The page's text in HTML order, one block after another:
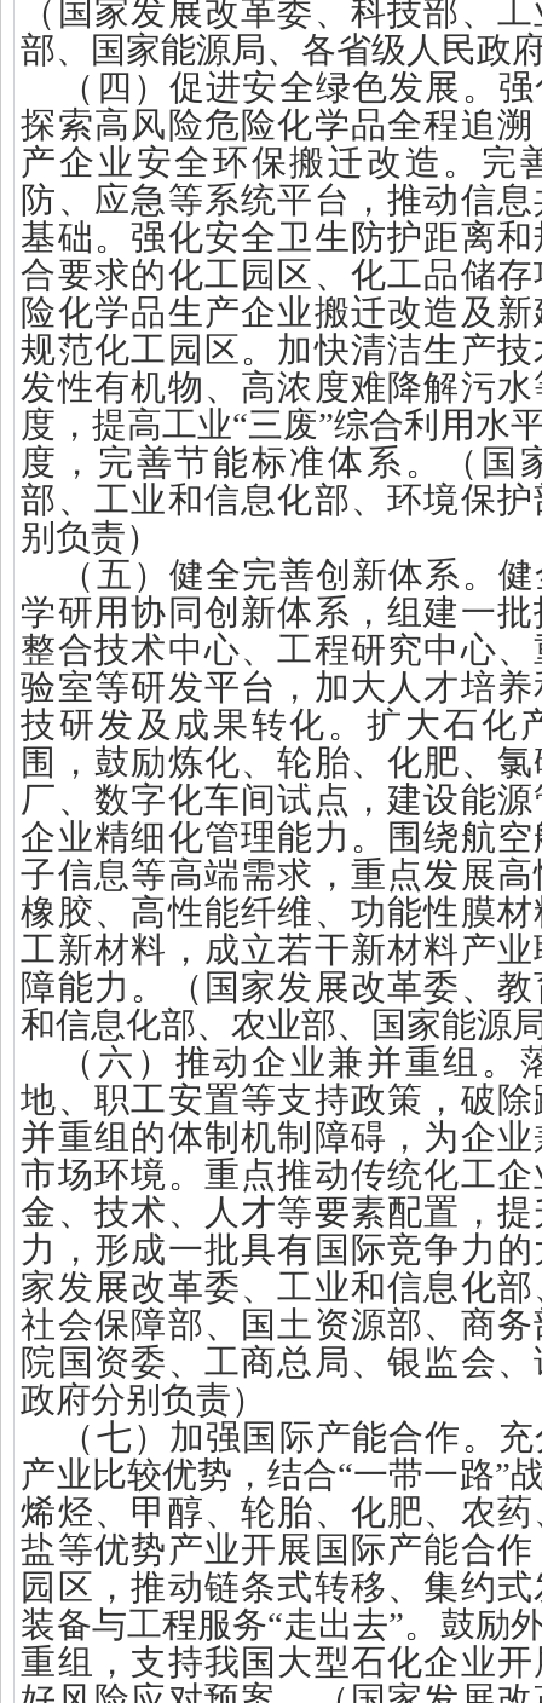
（国家发展改革委、科技部、
部、国家能源局、各省级人民政
（四）促进安全绿色发展。
探索高风险危险化学品全程追
产企业安全环保搬迁改造。完
防、应急等系统平台，推动信
基础。强化安全卫生防护距离
合要求的化工园区、化工品储
险化学品生产企业搬迁改造及
规范化工园区。加快清洁生产
发性有机物、高浓度难降解污
度，提高工业“三废”综合利用水
度，完善节能标准体系。（国
部、工业和信息化部、环境保
别负责）
（五）健全完善创新体系。
学研用协同创新体系，组建一
整合技术中心、工程研究中心
验室等研发平台，加大人才培
技研发及成果转化。扩大石化
围，鼓励炼化、轮胎、化肥、
厂、数字化车间试点，建设能
企业精细化管理能力。围绕航
子信息等高端需求，重点发展
橡胶、高性能纤维、功能性膜
工新材料，成立若干新材料产
障能力。（国家发展改革委、
和信息化部、农业部、国家能源
（六）推动企业兼并重组。
地、职工安置等支持政策，破
并重组的体制机制障碍，为企
市场环境。重点推动传统化工
金、技术、人才等要素配置，
力，形成一批具有国际竞争力
家发展改革委、工业和信息化
社会保障部、国土资源部、商
院国资委、工商总局、银监会
政府分别负责）
（七）加强国际产能合作。
产业比较优势，结合“一带一路”
烯烃、甲醇、轮胎、化肥、农
盐等优势产业开展国际产能合
园区，推动链条式转移、集约
装备与工程服务“走出去”。鼓励
重组，支持我国大型石化企业